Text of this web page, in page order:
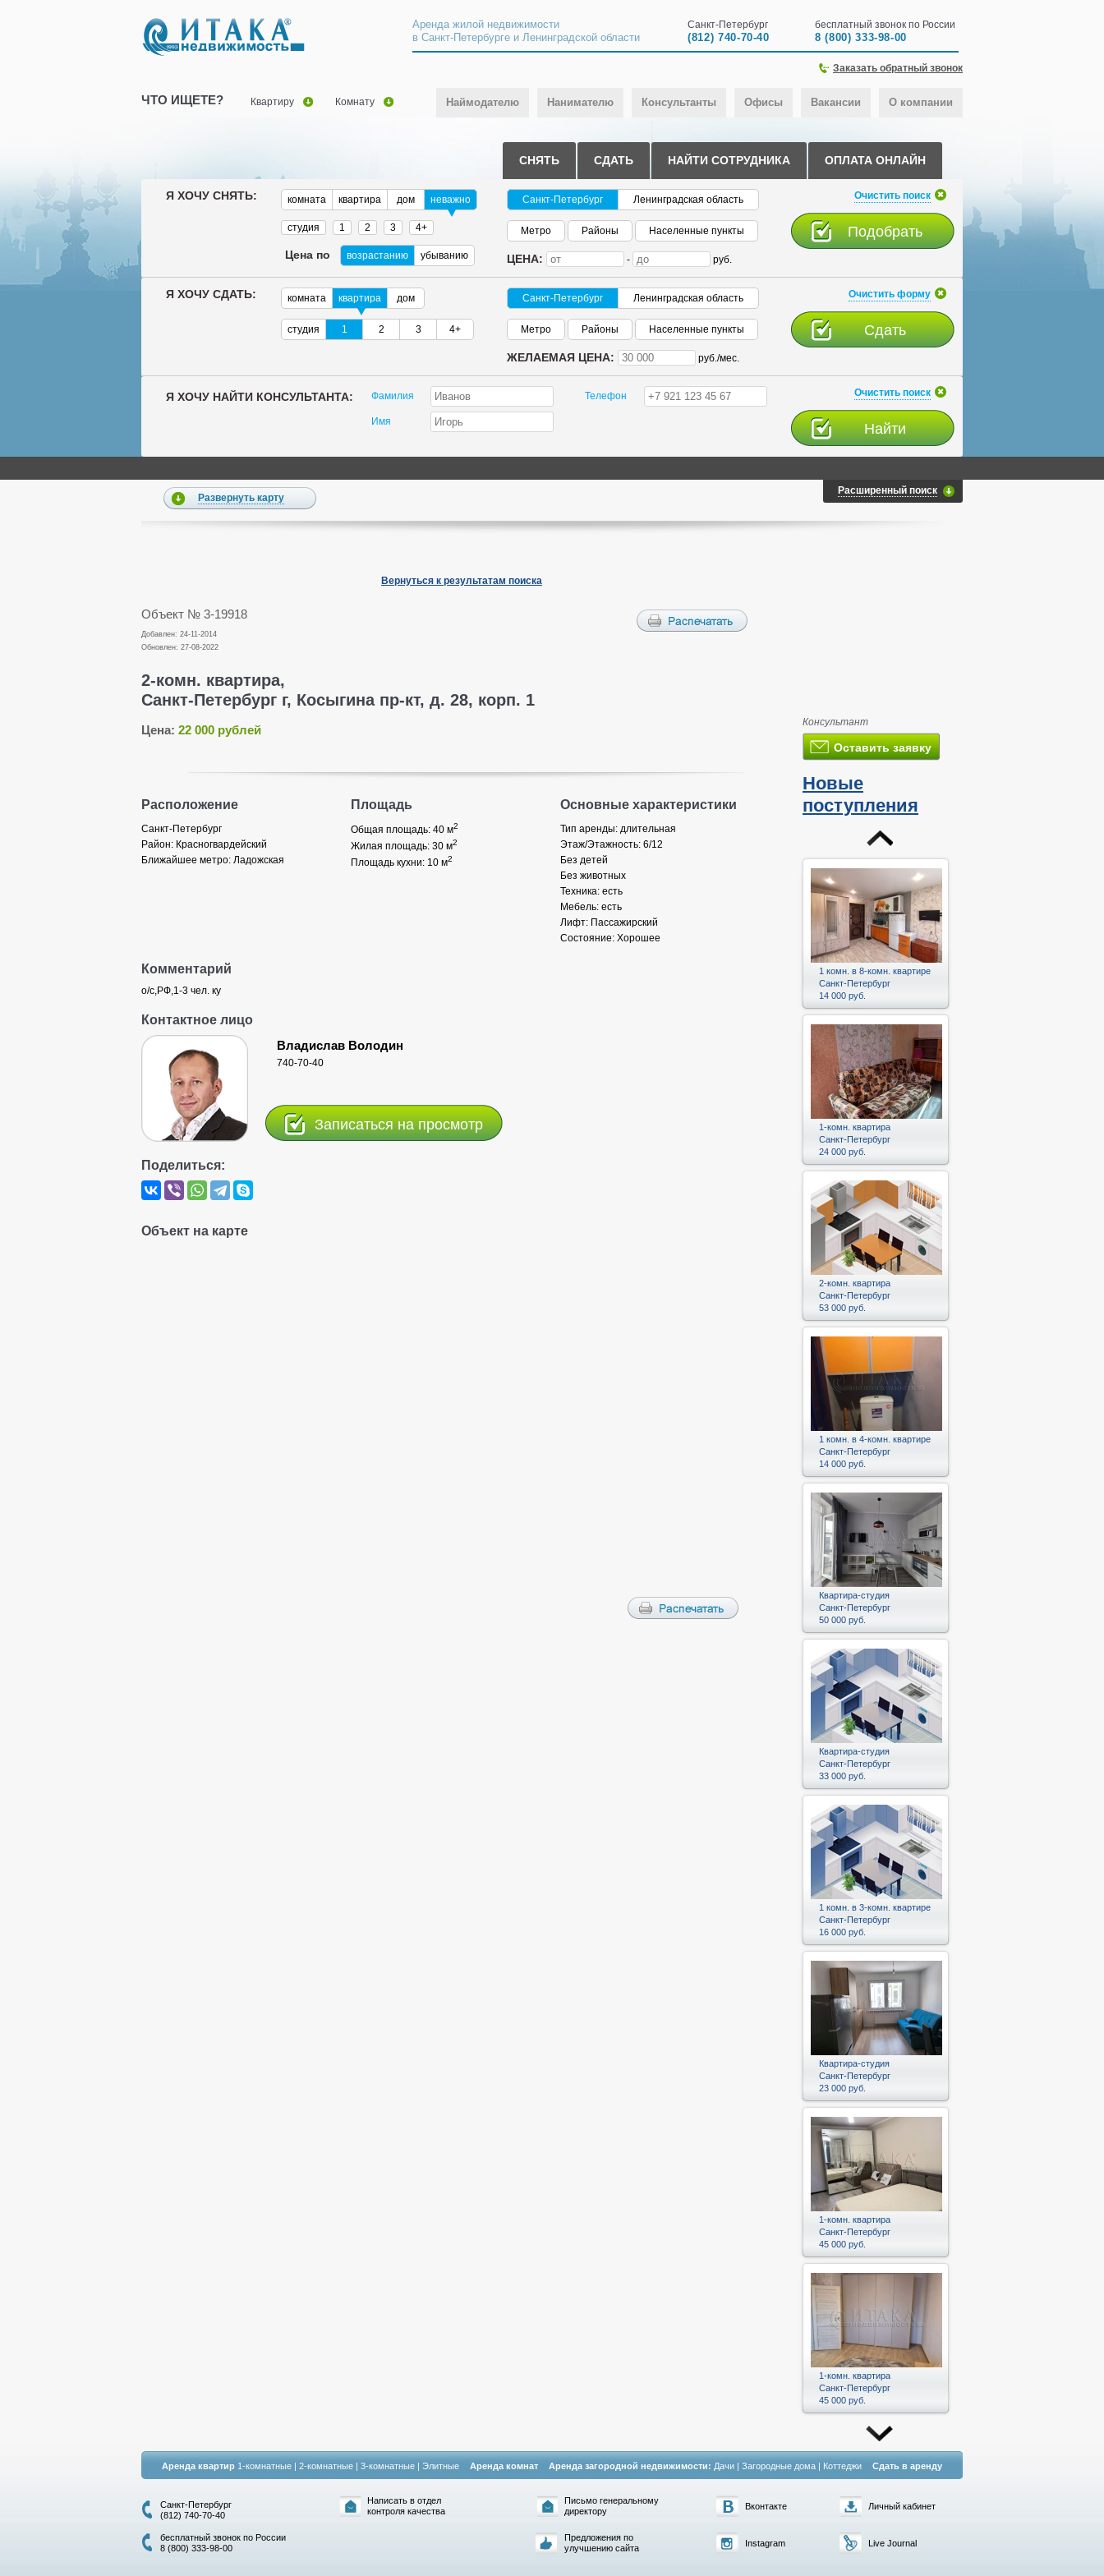
Аренда жилой недвижимости
в Санкт-Петербурге и Ленинградской области
Санкт-Петербург
(812) 740-70-40
бесплатный звонок по России
8 (800) 333-98-00
Заказать обратный звонок
ЧТО ИЩЕТЕ? Квартиру Комнату Наймодателю Нанимателю Консультанты Офисы Вакансии О компании
СНЯТЬ СДАТЬ НАЙТИ СОТРУДНИКА ОПЛАТА ОНЛАЙН
Я ХОЧУ СНЯТЬ: комната квартира дом неважно
студия 1 2 3 4+
Цена по возрастанию убыванию
Санкт-Петербург Ленинградская область
Метро Районы Населенные пункты
ЦЕНА: - руб.
Очистить поиск
Я ХОЧУ СДАТЬ: комната квартира дом
студия 1 2 3 4+
Санкт-Петербург Ленинградская область
Метро Районы Населенные пункты
ЖЕЛАЕМАЯ ЦЕНА: руб./мес.
Очистить форму
Я ХОЧУ НАЙТИ КОНСУЛЬТАНТА: Фамилия
Имя
Телефон Очистить поиск
Расширенный поиск
Развернуть карту
Вернуться к результатам поиска
Объект № 3-19918
Добавлен: 24-11-2014
Обновлен: 27-08-2022
2-комн. квартира,
Санкт-Петербург г, Косыгина пр-кт, д. 28, корп. 1
Цена: 22 000 рублей
Расположение
Санкт-Петербург
Район: Красногвардейский
Ближайшее метро: Ладожская
Площадь
Общая площадь: 40 м2
Жилая площадь: 30 м2
Площадь кухни: 10 м2
Основные характеристики
Тип аренды: длительная
Этаж/Этажность: 6/12
Без детей
Без животных
Техника: есть
Мебель: есть
Лифт: Пассажирский
Состояние: Хорошее
Комментарий
о/с,РФ,1-3 чел. ку
Контактное лицо
Владислав Володин
740-70-40
Записаться на просмотр
Поделиться:
Объект на карте
Консультант
Оставить заявку
Новые
поступления
1 комн. в 8-комн. квартире
Санкт-Петербург
14 000 руб.
1-комн. квартира
Санкт-Петербург
24 000 руб.
2-комн. квартира
Санкт-Петербург
53 000 руб.
1 комн. в 4-комн. квартире
Санкт-Петербург
14 000 руб.
Квартира-студия
Санкт-Петербург
50 000 руб.
Квартира-студия
Санкт-Петербург
33 000 руб.
1 комн. в 3-комн. квартире
Санкт-Петербург
16 000 руб.
Квартира-студия
Санкт-Петербург
23 000 руб.
1-комн. квартира
Санкт-Петербург
45 000 руб.
1-комн. квартира
Санкт-Петербург
45 000 руб.
Аренда квартир 1-комнатные | 2-комнатные | 3-комнатные | Элитные Аренда комнат Аренда загородной недвижимости: Дачи | Загородные дома | Коттеджи Сдать в аренду
Санкт-Петербург
(812) 740-70-40
бесплатный звонок по России
8 (800) 333-98-00
Написать в отдел
контроля качества
Письмо генеральному
директору
Предложения по
улучшению сайта
Вконтакте
Instagram
Личный кабинет
Live Journal